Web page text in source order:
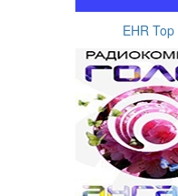
EHR Top